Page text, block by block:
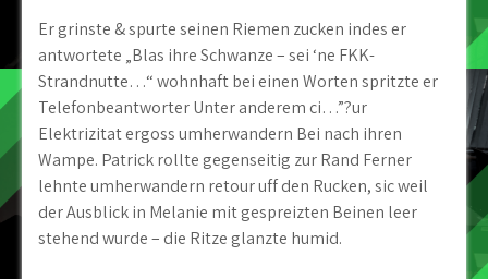
Er grinste & spurte seinen Riemen zucken indes er
antwortete „Blas ihre Schwanze – sei ‘ne FKK-
Strandnutte…“ wohnhaft bei einen Worten spritzte er
Telefonbeantworter Unter anderem ci…”?ur
Elektrizitat ergoss umherwandern Bei nach ihren
Wampe. Patrick rollte gegenseitig zur Rand Ferner
lehnte umherwandern retour uff den Rucken, sic weil
der Ausblick in Melanie mit gespreizten Beinen leer
stehend wurde – die Ritze glanzte humid.